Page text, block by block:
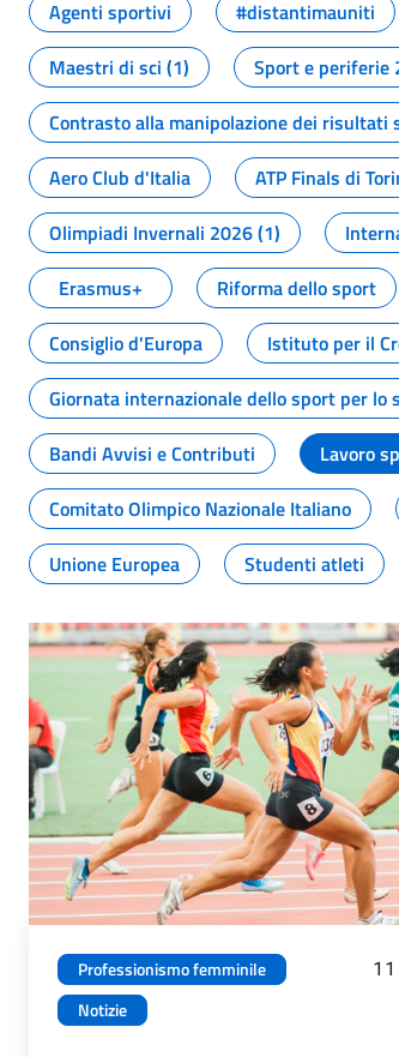
Agenti sportivi
#distantimauniti
Maestri di sci (1)
Sport e periferie
Contrasto alla manipolazione dei risultati
Aero Club d'Italia
ATP Finals di
Olimpiadi Invernali 2026 (1)
Erasmus+
Riforma dello sport
Consiglio d'Europa
Istituto per il
Giornata internazionale dello sport per lo
Bandi Avvisi e Contributi
Lavoro
Comitato Olimpico Nazionale Italiano
Unione Europea
Studenti atleti
Professionismo femminile
Notizie